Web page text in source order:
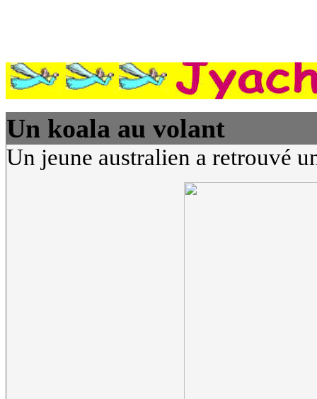
Un koala au volant
Un jeune australien a retrouvé